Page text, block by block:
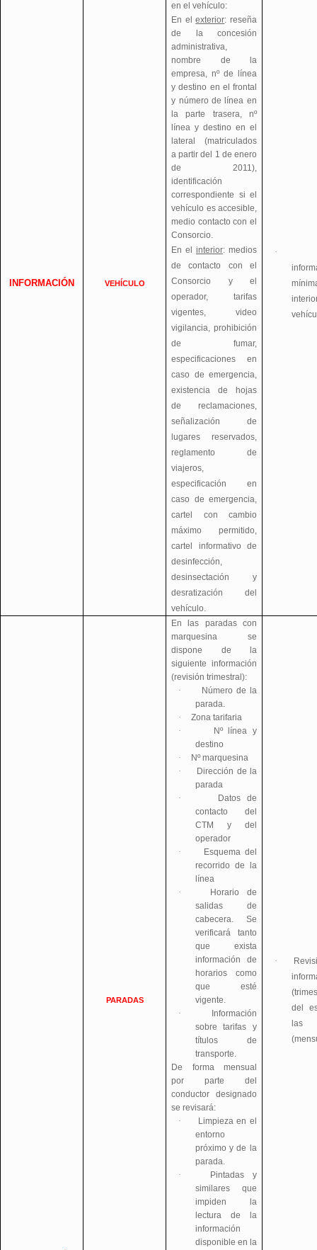
INFORMACIÓN VEHÍCULO
en el vehículo:
En elexterior: reseña
de la concesión
administrativa,
nombre de la
empresa, nº de línea
y destino en el frontal
y número de línea en
la parte trasera, nº
línea y destino en el
lateral (matriculados
a partir del 1 de enero
de 2011),
identificación
correspondiente si el
vehículo es accesible,
medio contacto con el
Consorcio.
En el interior: medios
de contacto con el
Consorcio y el
operador, tarifas
vigentes, video
vigilancia, prohibición
de fumar,
especificaciones en
caso de emergencia,
existencia de hojas
de reclamaciones,
señalización de
lugares reservados,
reglamento de
viajeros,
especificación en
caso de emergencia,
cartel con cambio
máximo permitido,
cartel informativo de
desinfección,
desinsectación y
desratización del
vehículo.
·
PARADAS
En las paradas con
marquesina se
dispone de la
siguiente información
(revisión trimestral):
·
Número de la
parada.
·
Zona tarifaria
·
Nº línea y
destino
·
Nº marquesina
·
Dirección de la
parada
·
Datos de
contacto del
CTM y del
operador
·
Esquema del
recorrido de la
línea
·
Horario de
salidas de
cabecera. Se
verificará tanto
que exista
información de
horarios como
que esté
vigente.
·
Información
sobre tarifas y
títulos de
transporte.
De forma mensual
por parte del
conductor designado
se revisará:
·
Limpieza en el
entorno
próximo y de la
parada.
·
Pintadas y
similares que
impiden la
lectura de la
información
disponible en la
·
del
las